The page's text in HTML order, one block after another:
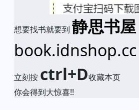
想要找书就要到 静思书屋
book.idnshop.cc
立刻按 ctrl+D收藏本页
你会得到大惊喜!!